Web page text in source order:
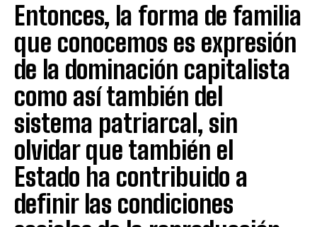
Entonces, la forma de familia
que conocemos es expresión
de la dominación capitalista
como así también del
sistema patriarcal, sin
olvidar que también el
Estado ha contribuido a
definir las condiciones